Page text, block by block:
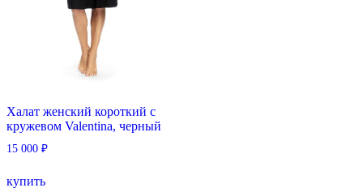
Халат женский короткий с
кружевом Valentina, черный
15 000 ₽
купитьтовар